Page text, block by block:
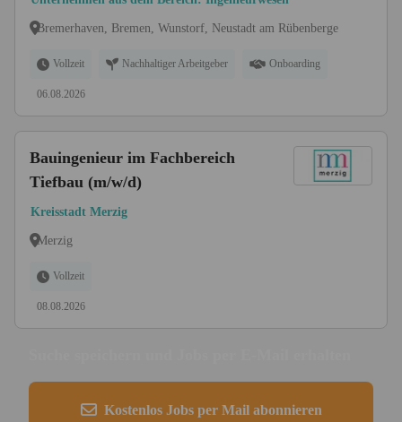
Bremerhaven, Bremen, Wunstorf, Neustadt am Rübenberge
Vollzeit Nachhaltiger Arbeitgeber Onboarding
06.08.2026
Bauingenieur im Fachbereich
Tiefbau (m/w/d)
Kreisstadt Merzig
Merzig
Vollzeit
08.08.2026
Kostenlos Jobs per Mail abonnieren